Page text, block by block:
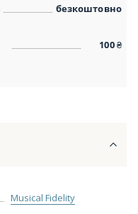
безкоштовно
100₴
Musical Fidelity